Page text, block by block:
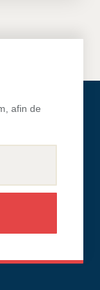
afin de